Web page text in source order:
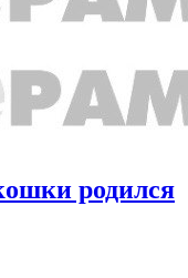
родился